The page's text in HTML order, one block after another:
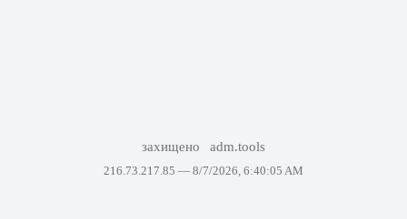
захищено adm.tools
216.73.217.85 — 8/7/2026, 6:40:05 AM